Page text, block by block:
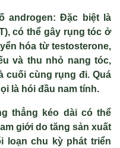
androgen:Đặc biệt là
có thể gây rụng tóc ở
hóa từ testosterone,
và thu nhỏ nang tóc,
cuối cùng rụng đi. Quá
là hói đầu nam tính.
thẳng kéo dài có thể
giới do tăng sản xuất
loạn chu kỳ phát triển